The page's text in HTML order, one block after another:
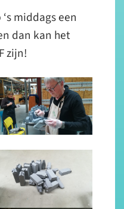
middags een
dan kan het
zijn!